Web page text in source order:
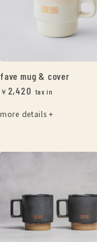
fave mug & cover
￥ 2,420
more details +